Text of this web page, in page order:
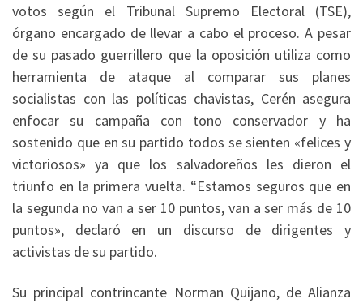
votos según el Tribunal Supremo Electoral (TSE),
órgano encargado de llevar a cabo el proceso. A pesar
de su pasado guerrillero que la oposición utiliza como
herramienta de ataque al comparar sus planes
socialistas con las políticas chavistas, Cerén asegura
enfocar su campaña con tono conservador y ha
sostenido que en su partido todos se sienten «felices y
victoriosos» ya que los salvadoreños les dieron el
triunfo en la primera vuelta. “Estamos seguros que en
la segunda no van a ser 10 puntos, van a ser más de 10
puntos», declaró en un discurso de dirigentes y
activistas de su partido.
Su principal contrincante Norman Quijano, de Alianza